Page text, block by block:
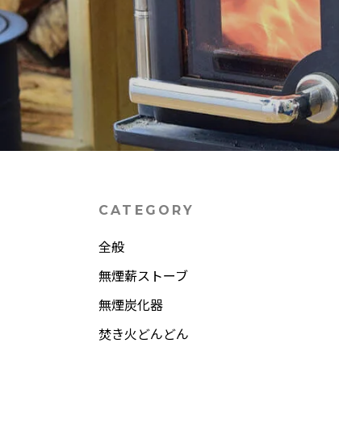
CATEGORY
全般
無煙薪ストーブ
無煙炭化器
焚き火どんどん